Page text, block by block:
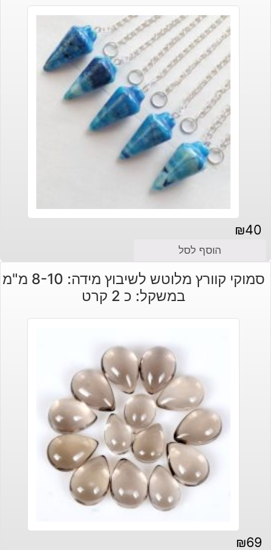
₪40
הוסף לסל
סמוקי קוורץ מלוטש לשיבוץ מידה: 8-10 מ"מ
במשקל: כ 2 קרט
₪69